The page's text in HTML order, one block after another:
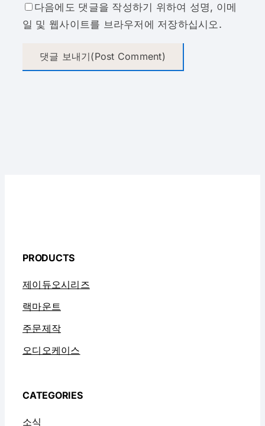
다음에도 댓글을 작성하기 위하여 성명, 이메
일 및 웹사이트를 브라우저에 저장하십시오.
PRODUCTS
제이듀오시리즈
랙마운트
주문제작
오디오케이스
CATEGORIES
소식